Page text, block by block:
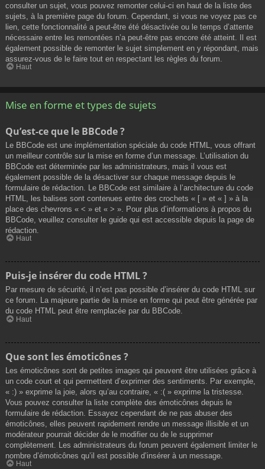
consulter un sujet, vous pouvez remonter celui-ci en haut de la liste des
sujets, à la première page du forum. Cependant, si vous ne voyez pas ce
lien, cette fonctionnalité a peut-être été désactivée ou le temps d’attente
nécessaire entre les remontées n’a peut-être pas encore été atteint. Il est
également possible de remonter le sujet simplement en y répondant, mais
assurez-vous de le faire tout en respectant les règles du forum.
Haut
Mise en forme et types de sujets
Qu’est-ce que le BBCode ?
Le BBCode est une implémentation spéciale du code HTML, vous offrant
un meilleur contrôle sur la mise en forme d’un message. L’utilisation du
BBCode est déterminée par les administrateurs, mais il vous est
également possible de la désactiver sur chaque message depuis le
formulaire de rédaction. Le BBCode est similaire à l’architecture du code
HTML, les balises sont contenues entre des crochets « [ » et « ] » à la
place des chevrons « < » et « > ». Pour plus d’informations à propos du
BBCode, veuillez consulter le guide qui est accessible depuis la page de
rédaction.
Haut
Puis-je insérer du code HTML ?
Par mesure de sécurité, il n’est pas possible d’insérer du code HTML sur
ce forum. La majeure partie de la mise en forme qui peut être générée par
du code HTML peut être remplacée par du BBCode.
Haut
Que sont les émoticônes ?
Les émoticônes sont de petites images qui peuvent être utilisées grâce à
un code court et qui permettent d’exprimer des sentiments. Par exemple,
« :) » exprime la joie, alors qu’au contraire, « :( » exprime la tristesse.
Vous pouvez consulter la liste complète des émoticônes depuis le
formulaire de rédaction. Essayez cependant de ne pas abuser des
émoticônes, elles peuvent rapidement rendre un message illisible et un
modérateur pourrait décider de le modifier ou de le supprimer
complètement. Les administrateurs du forum peuvent également limiter le
nombre d’émoticônes qu’il est possible d’insérer à un message.
Haut